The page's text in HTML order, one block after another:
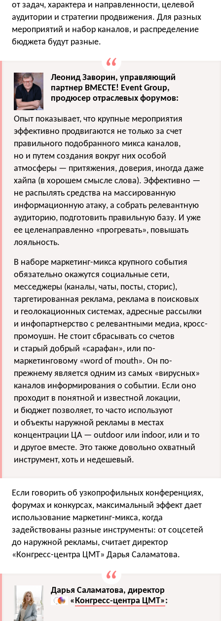
от задач, характера и направленности, целевой
аудитории и стратегии продвижения. Для разных
мероприятий и набор каналов, и распределение
бюджета будут разные.
Леонид Заворин, управляющий
партнер ВМЕСТЕ! Event Group,
продюсер отраслевых форумов:
Опыт показывает, что крупные мероприятия
эффективно продвигаются не только за счет
правильного подобранного микса каналов,
но и путем создания вокруг них особой
атмосферы — притяжения, доверия, иногда даже
хайпа (в хорошем смысле слова). Эффективно —
не распылять средства на массированную
информационную атаку, а собрать релевантную
аудиторию, подготовить правильную базу. И уже
ее целенаправленно «прогревать», повышать
лояльность.
В наборе маркетинг-микса крупного события
обязательно окажутся социальные сети,
месседжеры (каналы, чаты, посты, сторис),
таргетированная реклама, реклама в поисковых
и геолокационных системах, адресные рассылки
и инфопартнерство с релевантными медиа, кросс-
промоушн. Не стоит сбрасывать со счетов
и старый добрый «сарафан», или по-
маркетинговому «word of mouth». Он по-
прежнему является одним из самых «вирусных»
каналов информирования о событии. Если оно
проходит в понятной и известной локации,
и бюджет позволяет, то часто используют
и объекты наружной рекламы в местах
концентрации ЦА — outdoor или indoor, или и то
и другое вместе. Это также довольно охватный
инструмент, хоть и недешевый.
Если говорить об узкопрофильных конференциях,
форумах и конкурсах, максимальный эффект дает
использование маркетинг-микса, когда
задействованы разные инструменты: от соцсетей
до наружной рекламы, считает директор
«Конгресс-центра ЦМТ» Дарья Саламатова.
Дарья Саламатова, директор
« Конгресс-центра ЦМТ»: